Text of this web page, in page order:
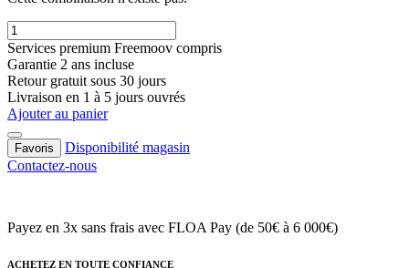
Services premium Freemoov compris
Garantie 2 ans incluse
Retour gratuit sous 30 jours
Livraison en 1 à 5 jours ouvrés
Ajouter au panier
Favoris
Disponibilité magasin
Contactez-nous
Payez en 3x sans frais avec FLOA Pay (de 50€ à 6 000€)
ACHETEZ EN TOUTE CONFIANCE